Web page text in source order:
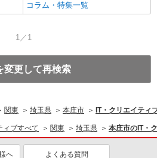
コラム・特集一覧
1／1
変更して再検索
関東 埼玉県 本庄市 IT・クリエイティ
ィブすべて 関東 埼玉県 本庄市のIT・
へ よくある質問